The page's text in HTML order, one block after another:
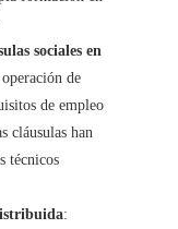
sociales en
de
de empleo
cláusulas han
técnicos
: